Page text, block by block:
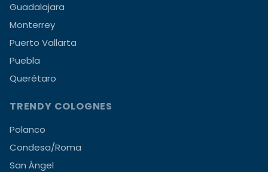
Guadalajara
Monterrey
Puerto Vallarta
Puebla
Querétaro
TRENDY COLOGNES
Polanco
Condesa/Roma
San Ángel